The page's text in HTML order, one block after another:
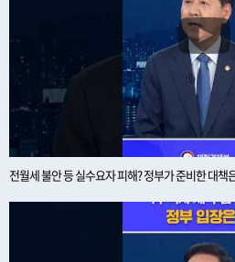
전월세 불안 등 실수요자 피해? 정부가 준비한 대책